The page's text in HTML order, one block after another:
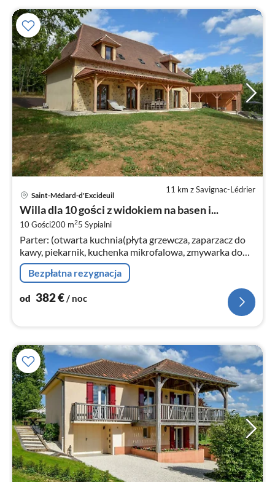
11 km z Savignac-Lédrier
Saint-Médard-d'Excideuil
Willa dla 10 gości z widokiem na basen i...
10 Gości200 m25 Sypialni
Parter: (otwarta kuchnia(płyta grzewcza, zaparzacz do
kawy, piekarnik, kuchenka mikrofalowa, zmywarka do
naczyń, lodówko-zamrażarka, , )
Bezpłatna rezygnacja
od 382€/ noc